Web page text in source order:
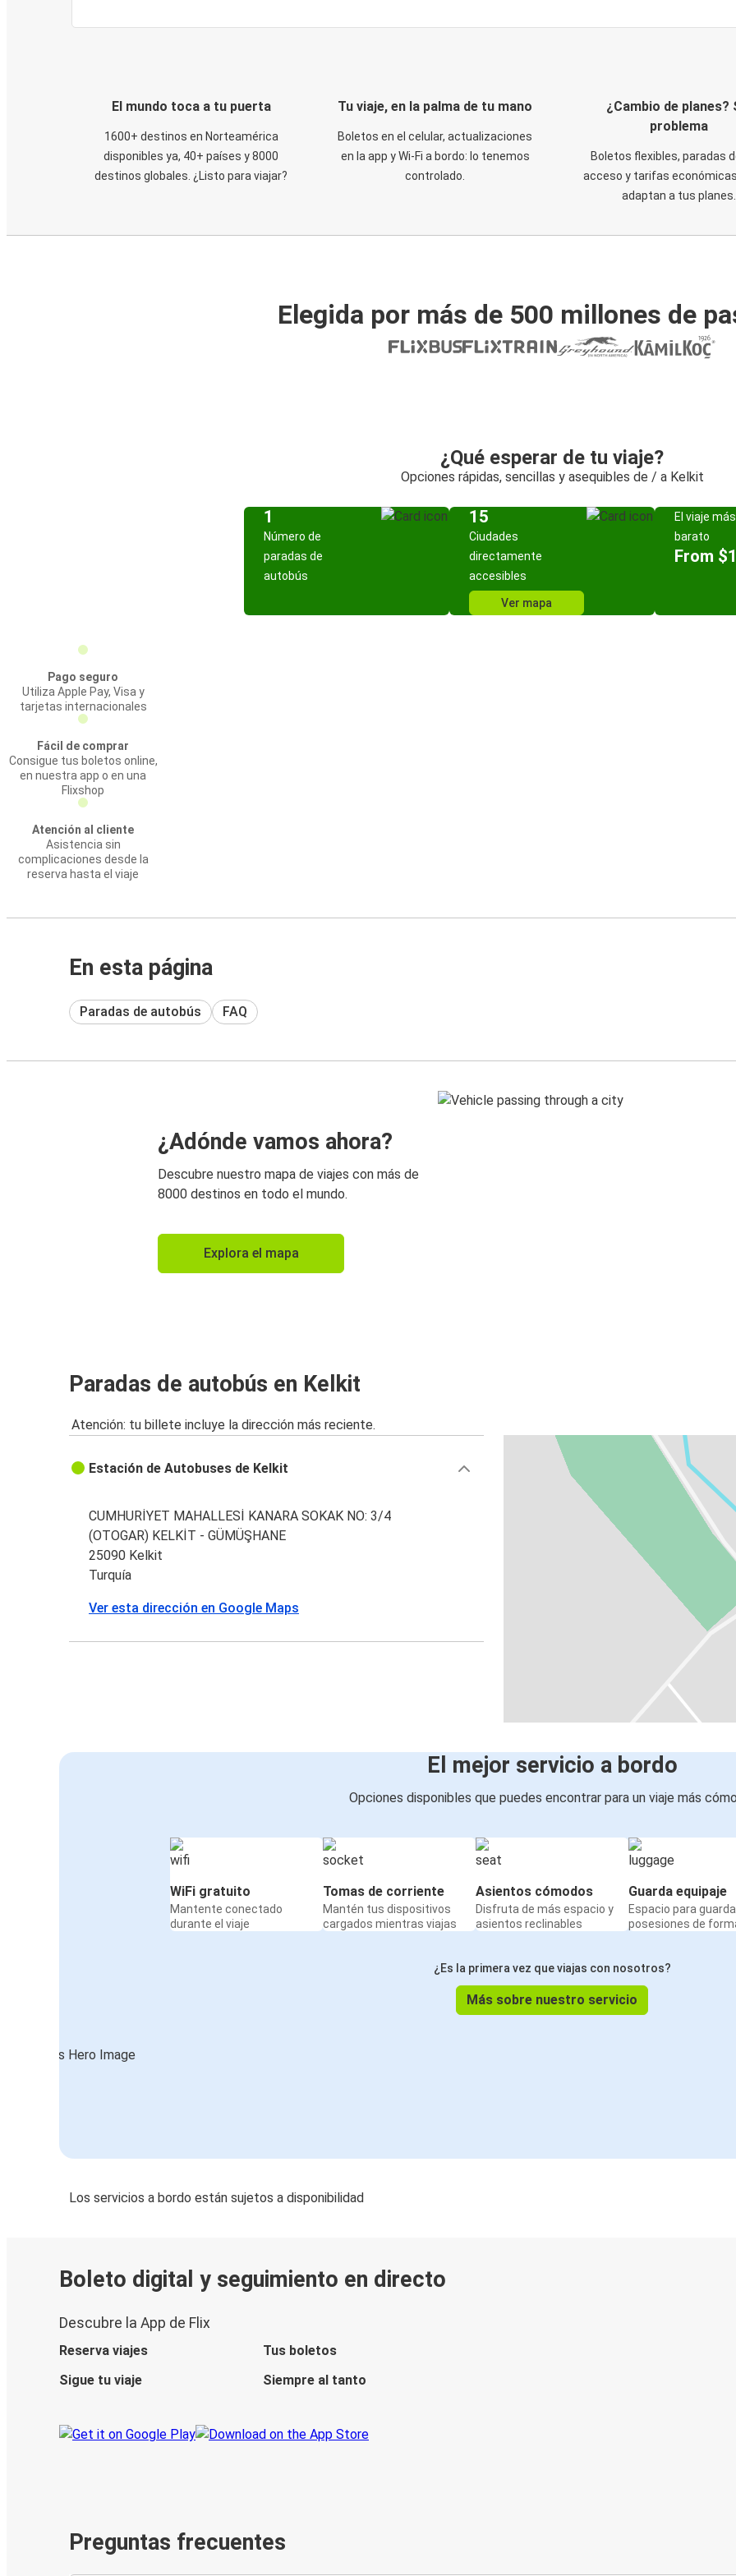
El mundo toca a tu puerta
1600+ destinos en Norteamérica
disponibles ya, 40+ países y 8000
destinos globales. ¿Listo para viajar?
Tu viaje, en la palma de tu mano
Boletos en el celular, actualizaciones
en la app y Wi-Fi a bordo: lo tenemos
controlado.
¿Cambio de planes?
problema
Boletos flexibles, paradas
acceso y tarifas
adaptan a tus planes.
Elegida por más de 500 millones de
¿Qué esperar de tu viaje?
Opciones rápidas, sencillas y asequibles de / a Kelkit
1
Número de
paradas de
autobús
15
Ciudades
directamente
accesibles
Ver mapa
El viaje más
barato
From
Pago seguro
Utiliza Apple Pay, Visa y
tarjetas internacionales
Fácil de comprar
Consigue tus boletos online,
en nuestra app o en una
Flixshop
Atención al cliente
Asistencia sin
complicaciones desde la
reserva hasta el viaje
En esta página
Paradas de autobús FAQ
¿Adónde vamos ahora?
Descubre nuestro mapa de viajes con más de
8000 destinos en todo el mundo.
Explora el mapa
Paradas de autobús en Kelkit
Atención: tu billete incluye la dirección más reciente.
Estación de Autobuses de Kelkit
CUMHURİYET MAHALLESİ KANARA SOKAK NO: 3/4
(OTOGAR) KELKİT - GÜMÜŞHANE
25090 Kelkit
Turquía
Ver esta dirección en Google Maps
El mejor servicio a bordo
Opciones disponibles que puedes encontrar para un viaje más
WiFi gratuito
Mantente conectado
durante el viaje
Tomas de corriente
Mantén tus dispositivos
cargados mientras viajas
Asientos cómodos
Disfruta de más espacio y
asientos reclinables
Guarda equipaje
Espacio para
posesiones de
¿Es la primera vez que viajas con nosotros?
Más sobre nuestro servicio
Los servicios a bordo están sujetos a disponibilidad
Boleto digital y seguimiento en directo
Descubre la App de Flix
Reserva viajes
Tus boletos
Sigue tu viaje
Siempre al tanto
Preguntas frecuentes